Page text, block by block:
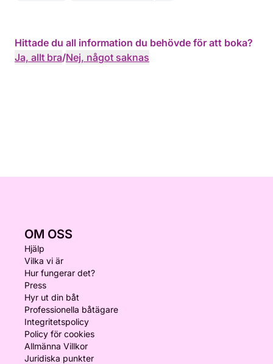
Hittade du all information du behövde för att boka?
Ja, allt bra/Nej, något saknas
OM OSS
Hjälp
Vilka vi är
Hur fungerar det?
Press
Hyr ut din båt
Professionella båtägare
Integritetspolicy
Policy för cookies
Allmänna Villkor
Juridiska punkter